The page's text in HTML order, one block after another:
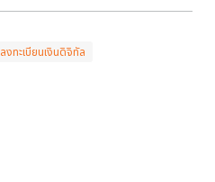
ลงทะเบียนเงินดิจิทัล